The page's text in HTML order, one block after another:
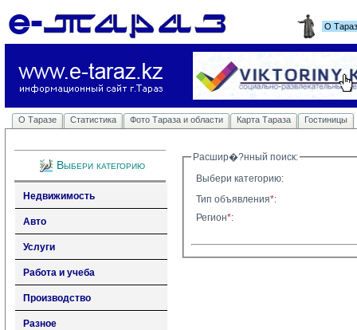
О
О Таразе Статистика Фото Тараза и области Карта Тараза Гостиницы
Выбери категорию
Недвижимость
Авто
Услуги
Работа и учеба
Производство
Разное
Расшир�?нный поиск:
Выбери категорию:
Тип объявления*:
Регион*: